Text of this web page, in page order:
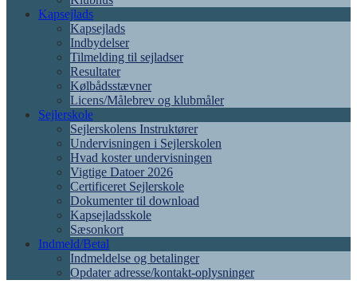
Kapsejlads
Kapsejlads
Indbydelser
Tilmelding til sejladser
Resultater
Kølbådsstævner
Licens/Målebrev og klubmåler
Sejlerskole
Sejlerskolens Instruktører
Undervisningen i Sejlerskolen
Hvad koster undervisningen
Vigtige Datoer 2026
Certificeret Sejlerskole
Dokumenter til download
Kapsejladsskole
Sæsonkort
Indmeld/Betal
Indmeldelse og betalinger
Opdater adresse/kontakt-oplysninger